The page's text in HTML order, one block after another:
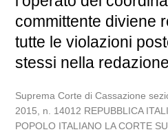
committente diviene
tutte le violazioni
stessi nella
Suprema Corte di Cassazione
2015, n. 14012 REPUBBLICA
POPOLO ITALIANO LA CORTE